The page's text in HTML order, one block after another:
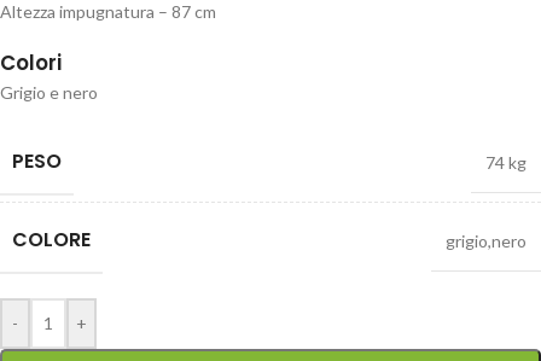
Altezza impugnatura – 87 cm
Colori
Grigio e nero
PESO 74 kg
COLORE grigio,nero
- +